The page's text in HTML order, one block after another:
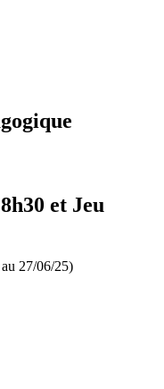
et Jeu
27/06/25)